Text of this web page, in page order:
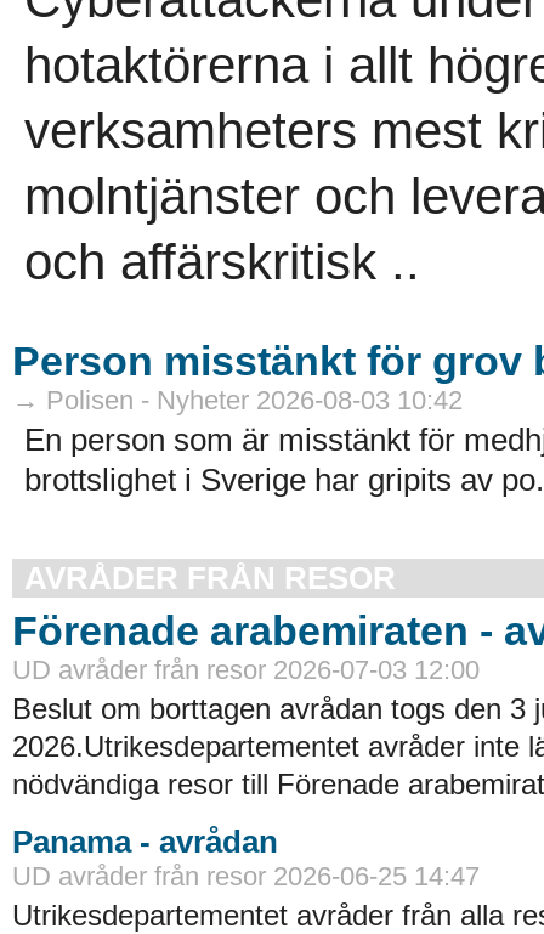
hotaktörerna i allt
verksamheters mest
molntjänster och
och affärskritisk ..
Person misstänkt för grov
→ Polisen - Nyheter 2026-08-03 10:42
En person som är misstänkt för
brottslighet i Sverige har gripits av
AVRÅDER FRÅN RESOR
Förenade arabemiraten -
UD avråder från resor 2026-07-03 12:00
Beslut om borttagen avrådan togs den 3
2026.Utrikesdepartementet avråder inte
nödvändiga resor till Förenade
Panama - avrådan
UD avråder från resor 2026-06-25 14:47
Utrikesdepartementet avråder från alla